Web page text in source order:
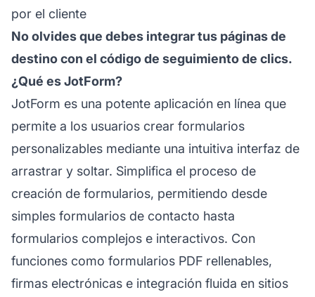
por el cliente
No olvides que debes integrar tus páginas de
destino con el código de seguimiento de clics.
¿Qué es JotForm?
JotForm es una potente aplicación en línea que
permite a los usuarios crear formularios
personalizables mediante una intuitiva interfaz de
arrastrar y soltar. Simplifica el proceso de
creación de formularios, permitiendo desde
simples formularios de contacto hasta
formularios complejos e interactivos. Con
funciones como formularios PDF rellenables,
firmas electrónicas e integración fluida en sitios